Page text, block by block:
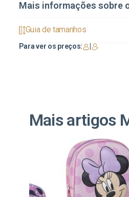
Mais informações sobre
Guia de tamanhos
Para ver os preços:
Mais artigos